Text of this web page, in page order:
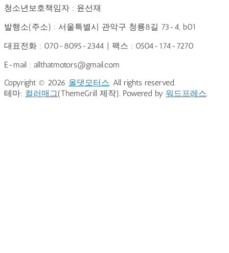
청소년보호책임자 : 윤선재
발행소(주소) : 서울특별시 관악구 청룡8길 73-4, b01
대표전화 : 070-8095-2344 | 팩스 : 0504-174-7270
E-mail : allthatmotors@gmail.com
Copyright © 2026 올댓모터스. All rights reserved.
테마: 컬러매그(ThemeGrill 제작). Powered by 워드프레스.